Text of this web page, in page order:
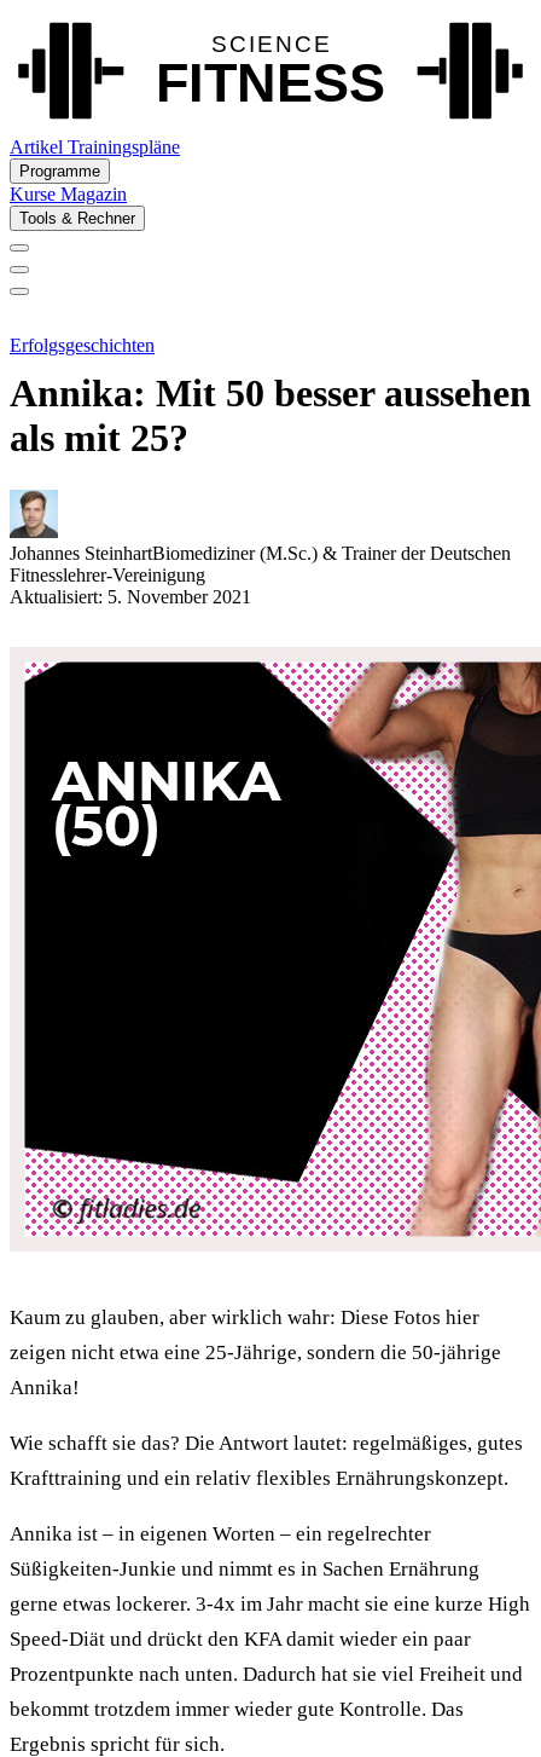
Artikel Trainingspläne
Programme
Kurse Magazin
Tools & Rechner
Erfolgsgeschichten
Annika: Mit 50 besser aussehen
als mit 25?
Johannes SteinhartBiomediziner (M.Sc.) & Trainer der Deutschen
Fitnesslehrer-Vereinigung
Aktualisiert: 5. November 2021
Kaum zu glauben, aber wirklich wahr: Diese Fotos hier
zeigen nicht etwa eine 25-Jährige, sondern die 50-jährige
Annika!
Wie schafft sie das? Die Antwort lautet: regelmäßiges, gutes
Krafttraining und ein relativ flexibles Ernährungskonzept.
Annika ist – in eigenen Worten – ein regelrechter
Süßigkeiten-Junkie und nimmt es in Sachen Ernährung
gerne etwas lockerer. 3-4x im Jahr macht sie eine kurze High
Speed-Diät und drückt den KFA damit wieder ein paar
Prozentpunkte nach unten. Dadurch hat sie viel Freiheit und
bekommt trotzdem immer wieder gute Kontrolle. Das
Ergebnis spricht für sich.